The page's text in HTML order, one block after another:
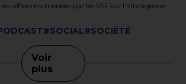
réflexions menées par les SSF sur l'intelligence
#SOCIAL#SOCIÉTÉ
Voir
plus